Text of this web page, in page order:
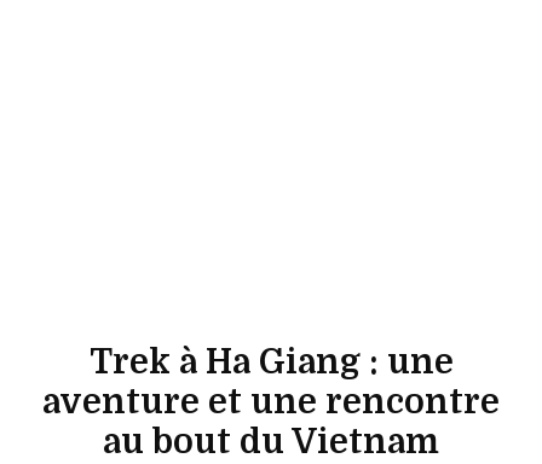
Trek à Ha Giang : une
aventure et une rencontre
au bout du Vietnam